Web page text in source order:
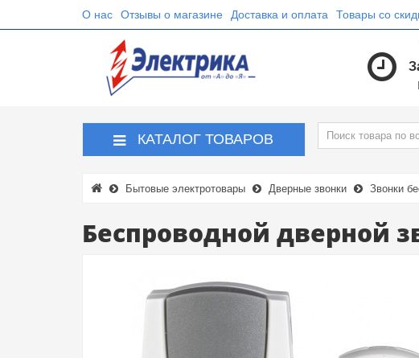
О нас Отзывы о магазине Доставка и оплата Товары со
КАТАЛОГ ТОВАРОВ
Бытовые электротовары Дверные звонки Звонки
Беспроводной дверной